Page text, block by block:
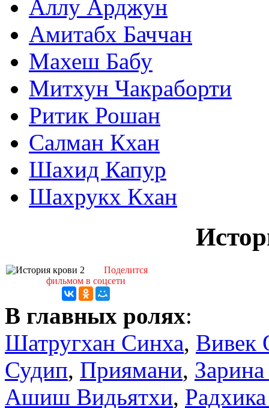
Аллу Арджун
Амитабх Баччан
Махеш Бабу
Митхун Чакраборти
Ритик Рошан
Салман Кхан
Шахид Капур
Шахрукх Кхан
Поделится
фильмом в соцсети
В главных ролях:
Шатругхан Синха, Вивек
Судип, Приямани,
Ашиш Видьятхи,